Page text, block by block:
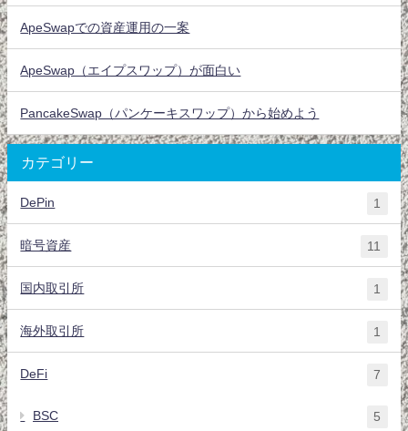
ApeSwapでの資産運用の一案
ApeSwap（エイプスワップ）が面白い
PancakeSwap（パンケーキスワップ）から始めよう
カテゴリー
DePin 1
暗号資産 11
国内取引所 1
海外取引所 1
DeFi 7
BSC 5